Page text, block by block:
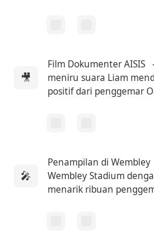
🎥
Film Dokumenter AISIS
meniru suara Liam
positif dari penggemar
🎤
Penampilan di Wembley
Wembley Stadium
menarik ribuan